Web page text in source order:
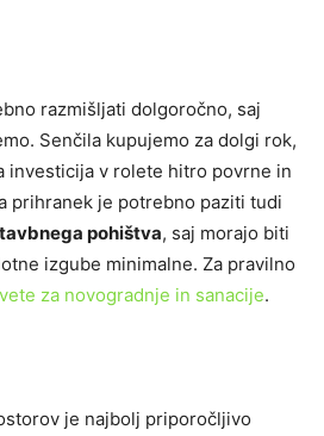
razmišljati dolgoročno, saj
Senčila kupujemo za dolgi rok,
investicija v rolete hitro povrne in
prihranek je potrebno paziti tudi
pohištva, saj morajo biti
izgube minimalne. Za pravilno
za novogradnje in sanacije.
je najbolj priporočljivo